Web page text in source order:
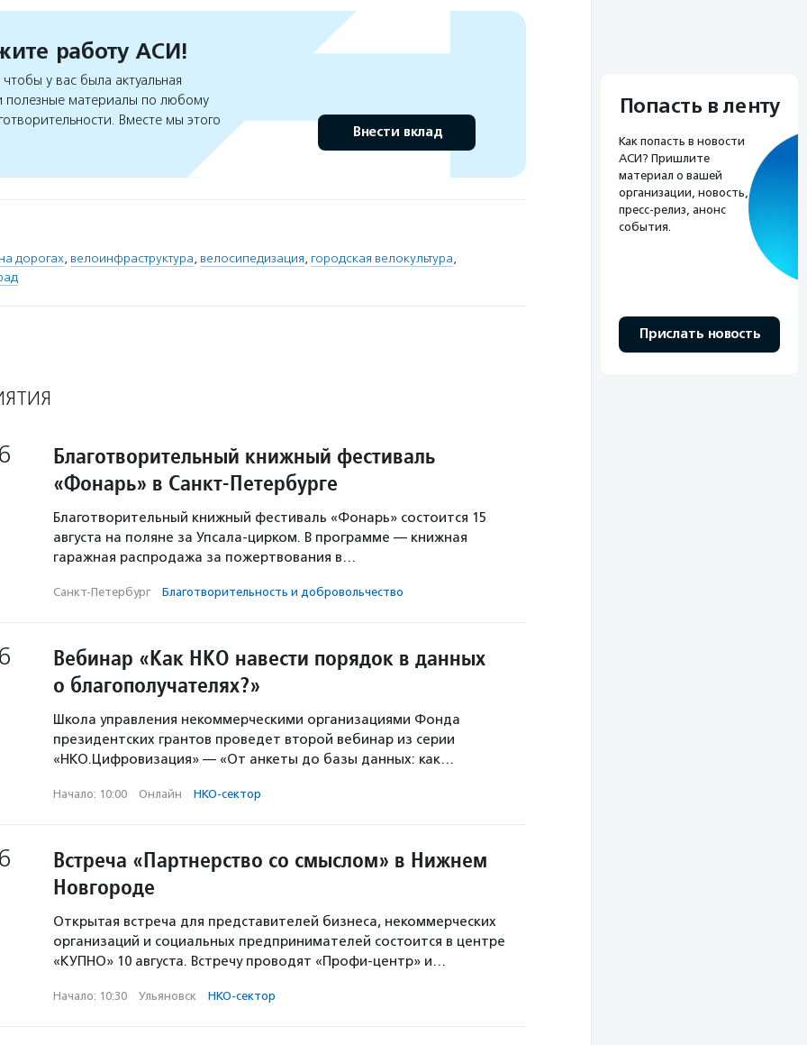
работу АСИ!
у вас была актуальная
материалы по любому
Вместе мы этого
Внести вклад
дорогах, велоинфраструктура, велосипедизация, городская велокультура,
Благотворительный книжный фестиваль
«Фонарь» в Санкт-Петербурге
Благотворительный книжный фестиваль «Фонарь» состоится 15
августа на поляне за Упсала-цирком. В программе — книжная
гаражная распродажа за пожертвования в…
Санкт-Петербург · Благотвори­тель­ность и доброволь­чест­во
Вебинар «Как НКО навести порядок в данных
о благополучателях?»
Школа управления некоммерческими организациями Фонда
президентских грантов проведет второй вебинар из серии
«НКО.Цифровизация» — «От анкеты до базы данных: как…
Начало: 10:00 · Онлайн · НКО-сектор
Встреча «Партнерство со смыслом» в Нижнем
Новгороде
Открытая встреча для представителей бизнеса, некоммерческих
организаций и социальных предпринимателей состоится в центре
«КУПНО» 10 августа. Встречу проводят «Профи-центр» и…
Начало: 10:30 · Ульяновск · НКО-сектор
Попасть в ленту
Как попасть в новости
АСИ? Пришлите
материал о вашей
организации, новость,
пресс-релиз, анонс
события.
Прислать новость